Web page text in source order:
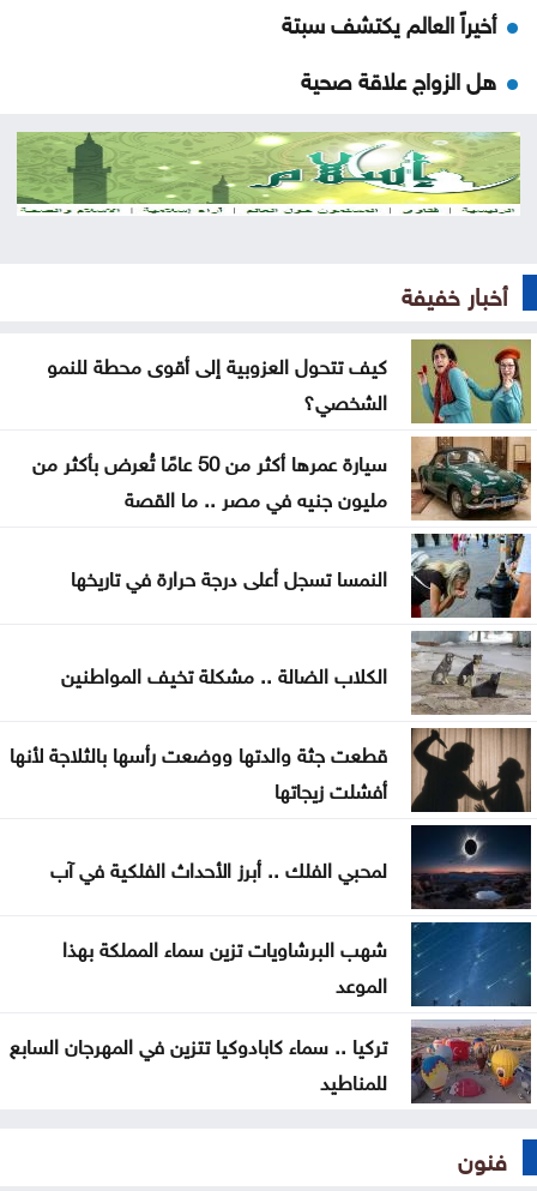
أخيراً العالم يكتشف سبتة
هل الزواج علاقة صحية
من كريم خان إلى بيدرو سانشيز… كلفة الوقوف مع
فلسطين
دراسة حديثة: التحدث بأكثر من لغة يبطئ الشيخوخة
البيولوجية للدماغ
لا تغيير على موعد العودة للمدارس
تركيا والسعودية وباكستان تعتزم توقيع اتفاقية دفاع
مشترك
أميركية وإسرائيلية مضيق هرمز
ترامب يوقع أمرا تنفيذيا يهدف لتقييد حق اكتساب
الجنسية الأميركية بالولادة
هجمات حوثية
أخبار خفيفة
كيف تتحول العزوبية إلى أقوى محطة للنمو
الشخصي؟
سيارة عمرها أكثر من 50 عامًا تُعرض بأكثر من
مليون جنيه في مصر .. ما القصة
النمسا تسجل أعلى درجة حرارة في تاريخها
الكلاب الضالة .. مشكلة تخيف المواطنين
قطعت جثة والدتها ووضعت رأسها بالثلاجة لأنها
أفشلت زيجاتها
لمحبي الفلك .. أبرز الأحداث الفلكية في آب
شهب البرشاويات تزين سماء المملكة بهذا
الموعد
تركيا .. سماء كابادوكيا تتزين في المهرجان السابع
للمناطيد
فنون